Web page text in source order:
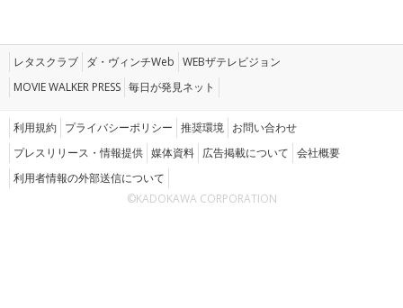
レタスクラブ ダ・ヴィンチWeb WEBザテレビジョン
MOVIE WALKER PRESS 毎日が発見ネット
利用規約 プライバシーポリシー 推奨環境 お問い合わせ
プレスリリース・情報提供 媒体資料 広告掲載について 会社概要
利用者情報の外部送信について
©KADOKAWA CORPORATION